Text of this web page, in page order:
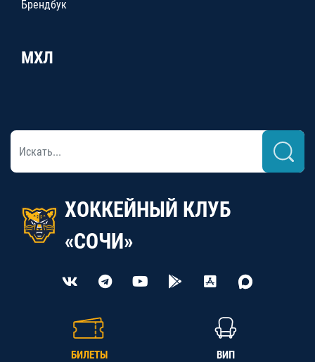
Брендбук
МХЛ
ХОККЕЙНЫЙ КЛУБ
«СОЧИ»
БИЛЕТЫ ВИП